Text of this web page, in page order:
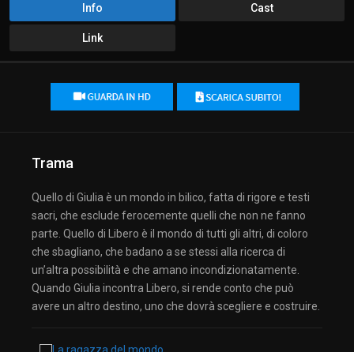
Info Cast
Link
Trama
Quello di Giulia è un mondo in bilico, fatta di rigore e testi
sacri, che esclude ferocemente quelli che non ne fanno
parte. Quello di Libero è il mondo di tutti gli altri, di coloro
che sbagliano, che badano a se stessi alla ricerca di
un’altra possibilità e che amano incondizionatamente.
Quando Giulia incontra Libero, si rende conto che può
avere un altro destino, uno che dovrà scegliere e costruire.